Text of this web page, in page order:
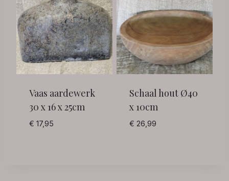
Vaas aardewerk
30 x 16 x 25cm
€ 17,95
Schaal hout Ø40
x 10cm
€ 26,99